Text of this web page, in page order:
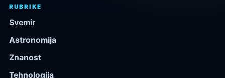
RUBRIKE
Svemir
Astronomija
Znanost
Tehnologija